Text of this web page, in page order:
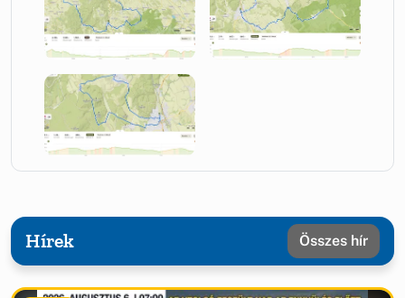
Hírek Összes hír